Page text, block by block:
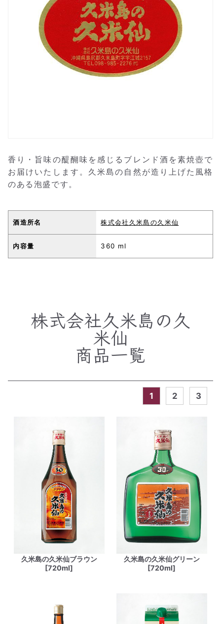
香り・旨味の醍醐味を感じるブレンド酒を素焼壺で
お届けいたします。久米島の自然が造り上げた風格
のある泡盛です。
酒造所名 株式会社久米島の久米仙
内容量 360 ml
株式会社久米島の久
米仙
商品一覧
1 2 3
久米島の久米仙ブラウン
[720ml]
久米島の久米仙グリーン
[720ml]